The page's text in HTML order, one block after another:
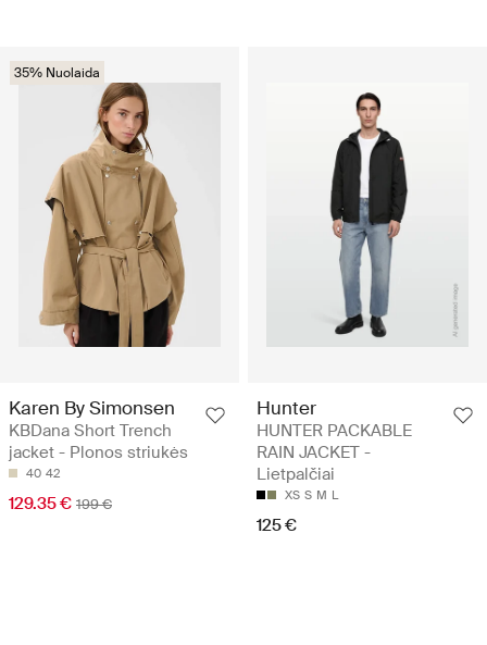
35% Nuolaida
Karen By Simonsen
KBDana Short Trench
jacket - Plonos striukės
40 42
129.35 € 199 €
Hunter
HUNTER PACKABLE
RAIN JACKET -
Lietpalčiai
XS S M L
125 €